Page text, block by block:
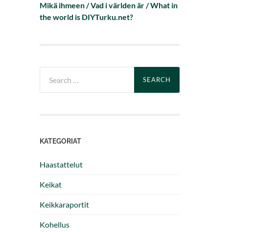
Mikä ihmeen / Vad i världen är / What in
the world is DIYTurku.net?
for:
KATEGORIAT
Haastattelut
Keikat
Keikkaraportit
Kohellus